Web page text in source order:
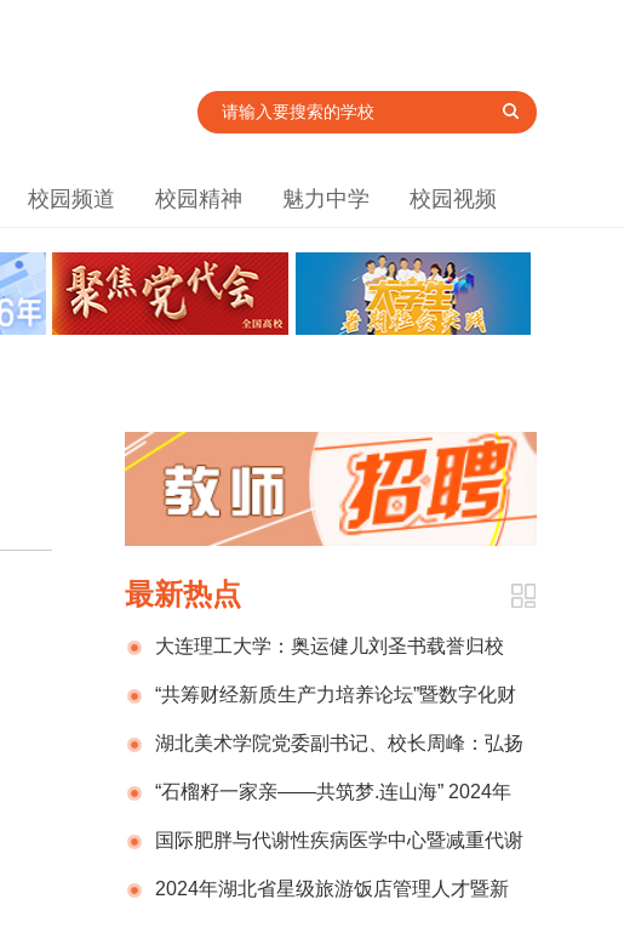
校园频道 校园精神 魅力中学 校园视频
最新热点
大连理工大学：奥运健儿刘圣书载誉归校
“共筹财经新质生产力培养论坛”暨数字化财
税行业产教融合共同体2024年半年度总结计划
发布会在京成功举办
湖北美术学院党委副书记、校长周峰：弘扬
新时代教育家精神 锻造新百年湖美良师
“石榴籽一家亲——共筑梦.连山海” 2024年
那曲市小学生赴辽宁社会实践活动圆满结束
国际肥胖与代谢性疾病医学中心暨减重代谢
外科国家级示范单位正式揭牌，开启肥胖管理
2024年湖北省星级旅游饭店管理人才暨新